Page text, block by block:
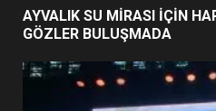
2
EİB’DE
AYVALIK SU MİRASI İÇİN
GÖZLER BULUŞMADA